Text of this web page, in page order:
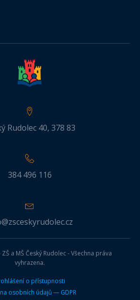
Rudolec 40, 378 83
384 496 116
a MŠ Český Rudolec - Všechna práva
vyhrazena.
o přístupnosti
osobních údajů — GDPR